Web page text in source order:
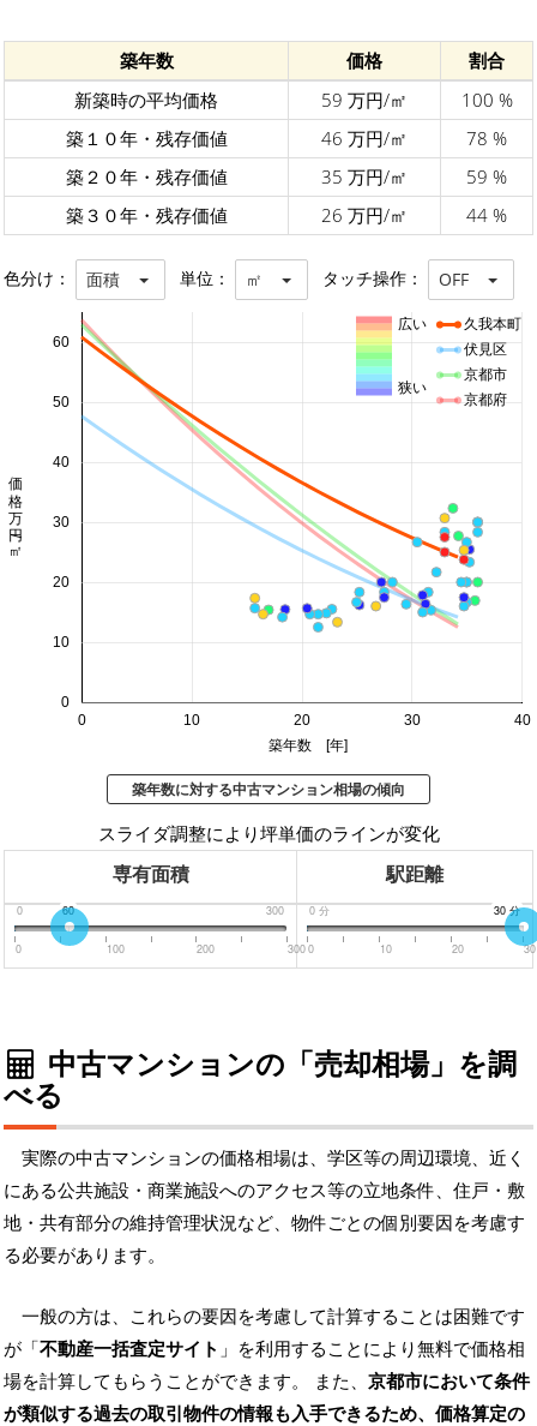
築年数 価格
割合
新築時の平均価格
59 万円/㎡
100 %
築１０年・残存価値
46 万円/㎡
78 %
築２０年・残存価値
35 万円/㎡
59 %
築３０年・残存価値
26 万円/㎡ 44 %
色分け： 面積 単位： ㎡ タッチ操作： OFF
0 10 20 30 40
0
10
20
30
40
50
60
築年数 [年]
価格 万円/㎡
久我本町
伏見区
京都市
京都府
広い
狭い
築年数に対する中古マンション相場の傾向
スライダ調整により坪単価のラインが変化
専有面積 駅距離
0 300
60
0 100 200 300
0 分 30 分
30 分
0 10 20 30
中古マンションの「売却相場」を調
べる
実際の中古マンションの価格相場は、学区等の周辺環境、近く
にある公共施設・商業施設へのアクセス等の立地条件、住戸・敷
地・共有部分の維持管理状況など、物件ごとの個別要因を考慮す
る必要があります。
一般の方は、これらの要因を考慮して計算することは困難です
が「不動産一括査定サイト 」を利用することにより無料で価格相
場を計算してもらうことができます。 また、 京都市において条件
が類似する過去の取引物件の情報も入手できるため、価格算定の